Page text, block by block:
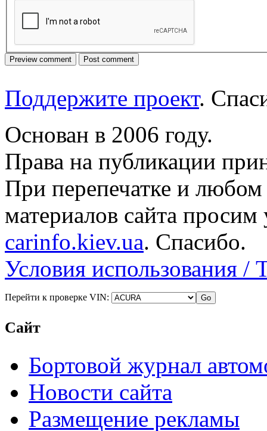
Поддержите проект.
Основан в 2006 году.
Права на публикации
При перепечатке и
материалов сайта просим
carinfo.kiev.ua. Спасибо.
Условия использования /
Перейти к проверке VIN:
Сайт
Бортовой журнал
Новости сайта
Размещение рекламы